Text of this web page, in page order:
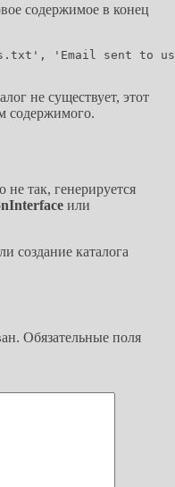
содержимое в конец
'Email sent to
не существует, этот
содержимого.
не так, генерируется
или
создание каталога
Обязательные поля